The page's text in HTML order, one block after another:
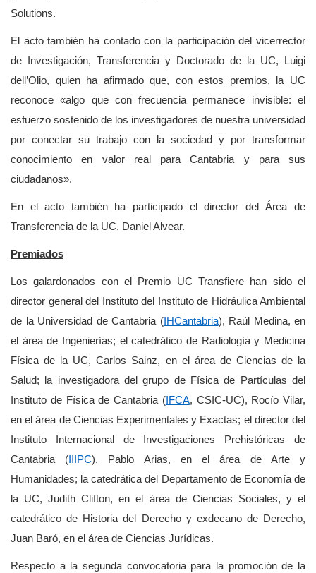
Solutions.
El acto también ha contado con la participación de l vicerrector
de Investigación, Transferencia y Doctorado de la UC, Luigi
dell’Olio, quien ha afirmado que, con estos premios, la UC
reconoce «algo que con frecuencia permanece invisible: el
esfuerzo sostenido de los investigadores de nuestra universidad
por conectar su trabajo con la sociedad y por transformar
conocimiento en valor real para Cantabria y para sus
ciudadanos».
En el acto también ha participado el director del Área de
Transferencia de la UC, Daniel Alvear.
Premiados
Los galardonados con el Premio UC Transfiere han sido el
director general del Instituto del Instituto de Hidráulica Ambiental
de la Universidad de Cantabria (IHCantabria), Raúl Medina, en
el área de Ingenierías; el catedrático de Radiología y Medicina
Física de la UC, Carlos Sainz, en el área de Ciencias de la
Salud; la investigadora del grupo de Física de Partículas del
Instituto de Física de Cantabria (IFCA, CSIC-UC), Rocío Vilar,
en el área de Ciencias Experimentales y Exactas; el director del
Instituto Internacional de Investigaciones Prehistóricas de
Cantabria ( IIIPC), Pablo Arias, en el área de Arte y
Humanidades; la catedrática del Departamento de Economía de
la UC, Judith Clifton, en el área de Ciencias Sociales, y el
catedrático de Historia del Derecho y exdecano de Derecho,
Juan Baró, en el área de Ciencias Jurídicas.
Respecto a la segunda convocatoria para la promoción de la